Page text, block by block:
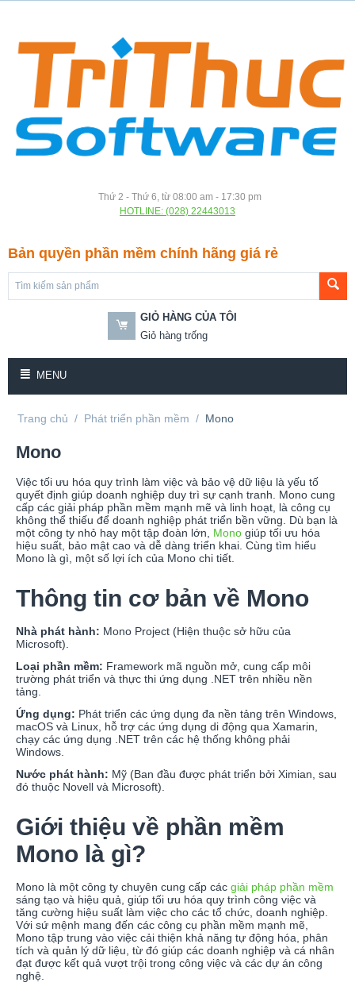
Thứ 2 - Thứ 6, từ 08:00 am - 17:30 pm
HOTLINE: (028) 22443013
Bản quyền phần mềm chính hãng giá rẻ
GIỎ HÀNG CỦA TÔI
Giỏ hàng trống
MENU
Trang chủ / Phát triển phần mềm / Mono
Mono
Việc tối ưu hóa quy trình làm việc và bảo vệ dữ liệu là yếu tố
quyết định giúp doanh nghiệp duy trì sự cạnh tranh. Mono cung
cấp các giải pháp phần mềm mạnh mẽ và linh hoạt, là công cụ
không thể thiếu để doanh nghiệp phát triển bền vững. Dù bạn là
một công ty nhỏ hay một tập đoàn lớn, Mono giúp tối ưu hóa
hiệu suất, bảo mật cao và dễ dàng triển khai. Cùng tìm hiểu
Mono là gì, một số lợi ích của Mono chi tiết.
Thông tin cơ bản về Mono
Nhà phát hành: Mono Project (Hiện thuộc sở hữu của
Microsoft).
Loại phần mềm: Framework mã nguồn mở, cung cấp môi
trường phát triển và thực thi ứng dụng .NET trên nhiều nền
tảng.
Ứng dụng: Phát triển các ứng dụng đa nền tảng trên Windows,
macOS và Linux, hỗ trợ các ứng dụng di động qua Xamarin,
chạy các ứng dụng .NET trên các hệ thống không phải
Windows.
Nước phát hành: Mỹ (Ban đầu được phát triển bởi Ximian, sau
đó thuộc Novell và Microsoft).
Giới thiệu về phần mềm
Mono là gì?
Mono là một công ty chuyên cung cấp các giải pháp phần mềm
sáng tạo và hiệu quả, giúp tối ưu hóa quy trình công việc và
tăng cường hiệu suất làm việc cho các tổ chức, doanh nghiệp.
Với sứ mệnh mang đến các công cụ phần mềm mạnh mẽ,
Mono tập trung vào việc cải thiện khả năng tự động hóa, phân
tích và quản lý dữ liệu, từ đó giúp các doanh nghiệp và cá nhân
đạt được kết quả vượt trội trong công việc và các dự án công
nghệ.